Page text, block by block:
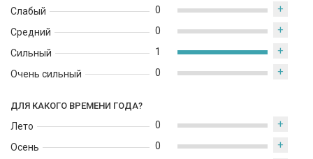
Слабый
Средний
Сильный
Очень сильный
0 +
0 +
1 +
0 +
ДЛЯ КАКОГО ВРЕМЕНИ ГОДА?
Лето
Осень
0 +
0 +